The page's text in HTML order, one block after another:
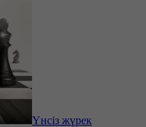
Үнсіз жүрек